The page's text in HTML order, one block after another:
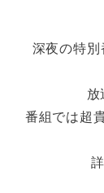
深夜の特
番組では超